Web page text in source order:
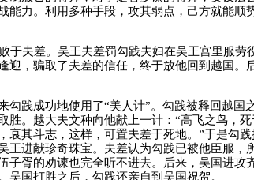
能力。利用多种手段，攻其弱点，己方就能顺
夫差。吴王夫差罚勾践夫妇在吴王宫里服劳
迎，骗取了夫差的信任，终于放他回到越国。
践成功地使用了“美人计”。勾践被释回越国
胜。越大夫文种向他献上一计：“高飞之鸟，死
衰其斗志，这样，可置夫差于死地。”于是勾
王进献珍奇珠宝。夫差认为勾践已被他臣服，
子胥的劝谏也完全听不进去。后来，吴国进攻
吴国打胜之后，勾践还亲自到吴国祝贺。